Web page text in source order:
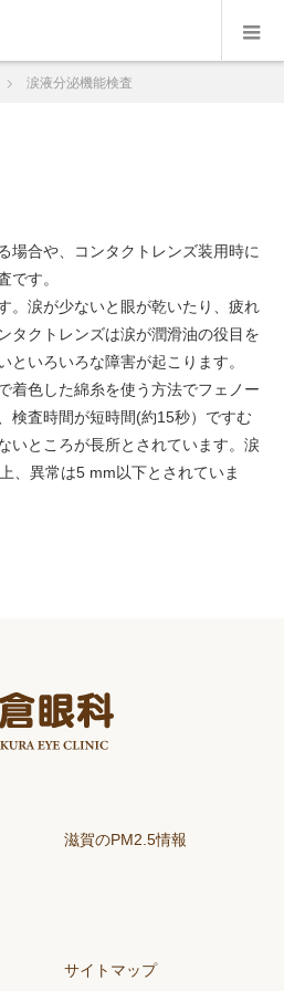
涙液分泌機能検査
場合や、コンタクトレンズ装用時に
です。
。涙が少ないと眼が乾いたり、疲れ
タクトレンズは涙が潤滑油の役目を
といろいろな障害が起こります。
着色した綿糸を使う方法でフェノー
検査時間が短時間(約15秒）ですむ
いところが長所とされています。涙
、異常は5 mm以下とされていま
滋賀のPM2.5情報
サイトマップ